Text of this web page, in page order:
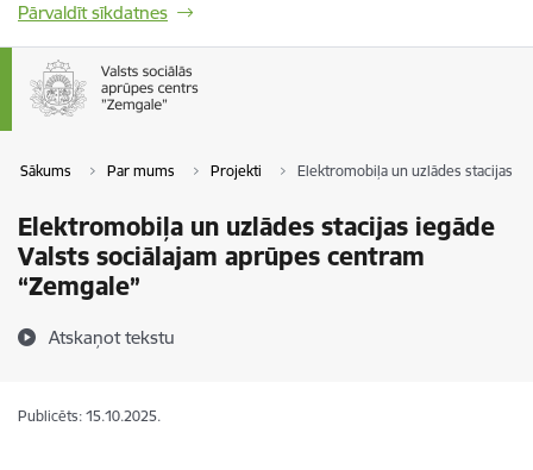
Pārvaldīt sīkdatnes
Sākums Par mums Projekti Elektromobiļa un uzlādes stacijas
Elektromobiļa un uzlādes stacijas iegāde
Valsts sociālajam aprūpes centram
“Zemgale”
Atskaņot tekstu
Publicēts: 15.10.2025.